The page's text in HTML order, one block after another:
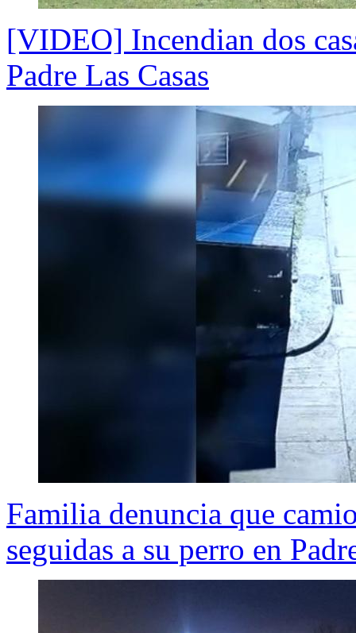
[VIDEO] Incendian dos
Padre Las Casas
Familia denuncia que
seguidas a su perro en